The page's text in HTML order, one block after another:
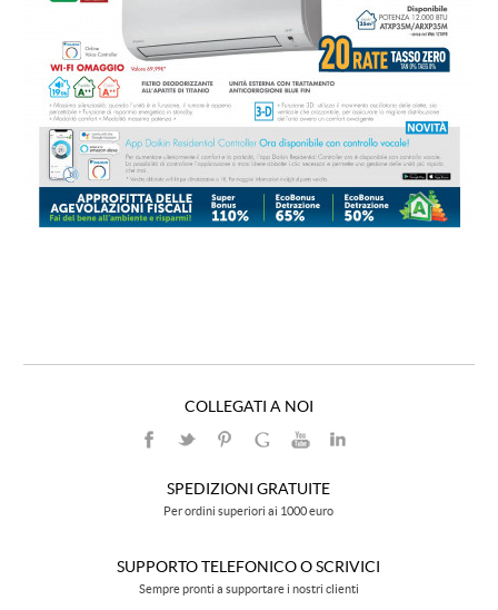
COLLEGATI A NOI
SPEDIZIONI GRATUITE
Per ordini superiori ai 1000 euro
SUPPORTO TELEFONICO O SCRIVICI
Sempre pronti a supportare i nostri clienti